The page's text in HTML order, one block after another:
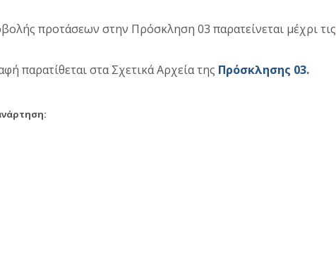
προτάσεων στην Πρόσκληση 03 παρατείνεται μέχρι τις
παρατίθεται στα Σχετικά Αρχεία της Πρόσκλησης 03.